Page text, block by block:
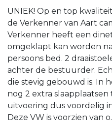
UNIEK! Op en top
de Verkenner van Aart
Verkenner heeft een
omgeklapt kan worden
persoons bed. 2
achter de bestuurder.
die stevig gebouwd is. In
nog 2 extra
uitvoering dus voordelig
Deze VW is voorzien van